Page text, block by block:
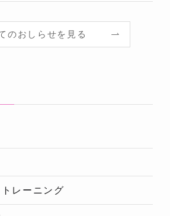
のおしらせを見る
レーニング